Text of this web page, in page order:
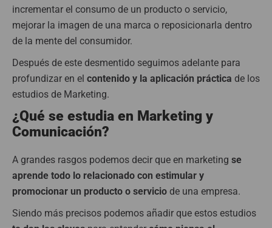
incrementar el consumo de un producto o servicio,
mejorar la imagen de una marca o reposicionarla dentro
de la mente del consumidor.
Después de este desmentido seguimos adelante para
profundizar en el contenido y la aplicación práctica de los
estudios de Marketing.
¿Qué se estudia en Marketing y
Comunicación?
A grandes rasgos podemos decir que en marketing se
aprende todo lo relacionado con estimular y
promocionar un producto o servicio de una empresa.
Siendo más precisos podemos añadir que estos estudios